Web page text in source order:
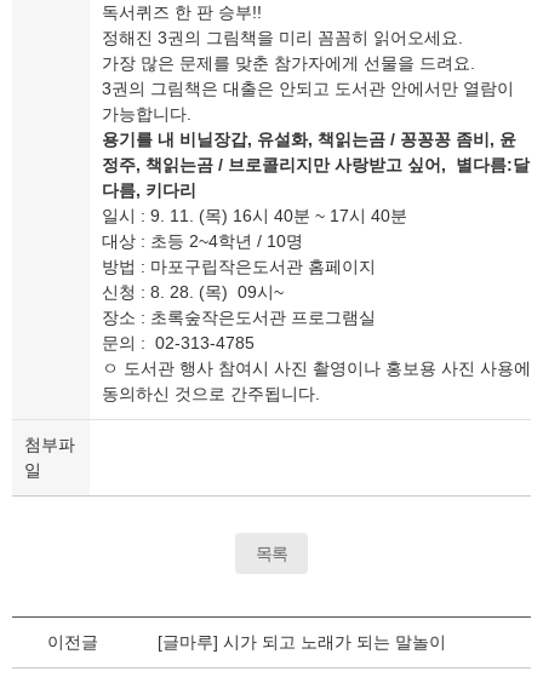
독서퀴즈 한 판 승부!!
정해진 3권의 그림책을 미리 꼼꼼히 읽어오세요.
가장 많은 문제를 맞춘 참가자에게 선물을 드려요.
3권의 그림책은 대출은 안되고 도서관 안에서만 열람이
가능합니다.
용기를 내 비닐장갑, 유설화, 책읽는곰 / 꽁꽁꽁 좀비, 윤
정주, 책읽는곰 / 브로콜리지만 사랑받고 싶어, 별다름:달
다름, 키다리
일시 : 9. 11. (목) 16시 40분 ~ 17시 40분
대상 : 초등 2~4학년 / 10명
방법 : 마포구립작은도서관 홈페이지
신청 : 8. 28. (목) 09시~
장소 : 초록숲작은도서관 프로그램실
문의 : 02-313-4785
ㅇ 도서관 행사 참여시 사진 촬영이나 홍보용 사진 사용에
동의하신 것으로 간주됩니다.
첨부파
일
목록
이전글 [글마루] 시가 되고 노래가 되는 말놀이